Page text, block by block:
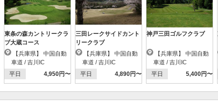
東条の森カントリークラ
ブ大蔵コース
車道 / 吉川IC
平日
4,950円〜
三田レークサイドカント
リークラブ
車道 / 吉川IC
平日
4,890円〜
神戸三田ゴルフクラブ
車道 / 吉川IC
平日
5,400円〜